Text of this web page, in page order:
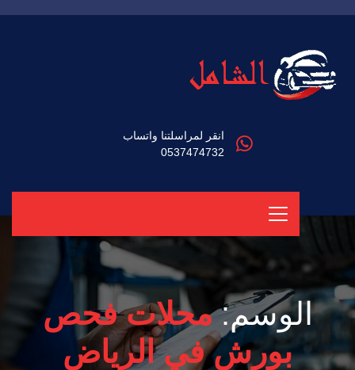
انقر لمراسلتنا واتساب
0537474732
الوسم:محلات فحص
بورش في الرياض